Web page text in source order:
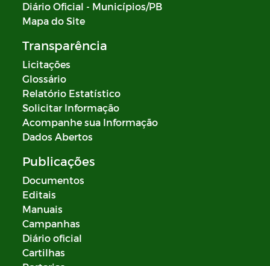
Diário Oficial - Municípios/PB
Mapa do Site
Transparência
Licitações
Glossário
Relatório Estatístico
Solicitar Informação
Acompanhe sua Informação
Dados Abertos
Publicações
Documentos
Editais
Manuais
Campanhas
Diário oficial
Cartilhas